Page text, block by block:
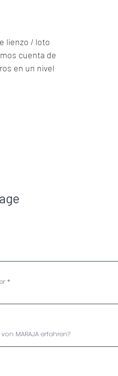
lienzo / loto
cuenta de
en un nivel